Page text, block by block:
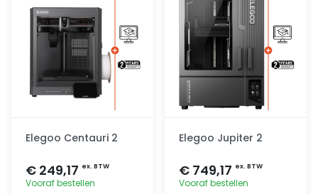
Elegoo Centauri 2
€ 249,17 ex. BTW
Vooraf bestellen
Elegoo Jupiter 2
€ 749,17 ex. BTW
Vooraf bestellen